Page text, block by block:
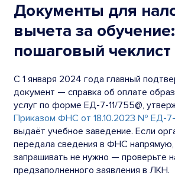
Документы для
вычета за обучение:
пошаговый чеклист
С 1 января 2024 года главный
документ — справка об оплате
услуг по форме ЕД-7-11/755@,
Приказом ФНС от 18.10.2023 № ЕД-7-
выдаёт учебное заведение. Если
передала сведения в ФНС напрямую,
запрашивать не нужно — проверьте
предзаполненного заявления в ЛКН.